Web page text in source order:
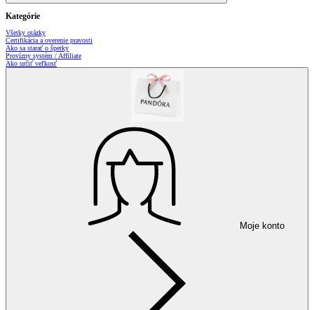
Kategórie
Všetky otázky
Certifikácia a overenie pravosti
Ako sa starať o šperky
Provízny systém / Affiliate
Ako určiť veľkosť
Moje konto